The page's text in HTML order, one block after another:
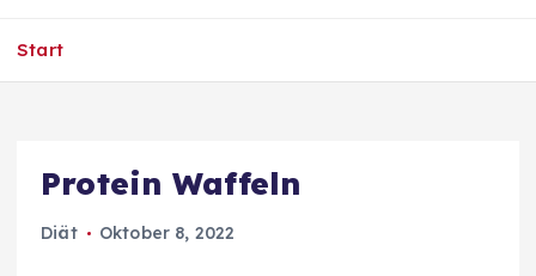
i
Start
Protein Waffeln
Diät Oktober 8, 2022